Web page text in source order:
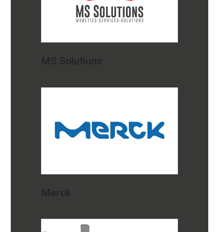
MS Solutions
Merck